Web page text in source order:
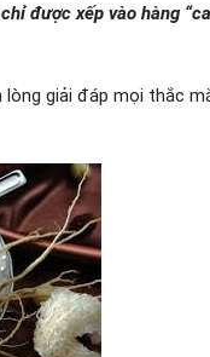
được xếp vào hàng
giải đáp mọi thắc